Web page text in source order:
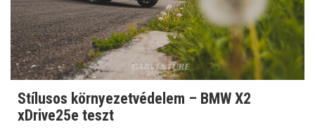
Stílusos környezetvédelem – BMW X2
xDrive25e teszt